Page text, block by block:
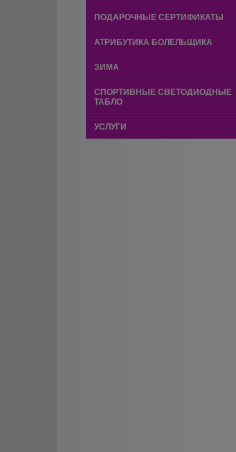
ПОДАРОЧНЫЕ СЕРТИФИКАТЫ
АТРИБУТИКА БОЛЕЛЬЩИКА
ЗИМА
СПОРТИВНЫЕ СВЕТОДИОДНЫЕ
ТАБЛО
УСЛУГИ